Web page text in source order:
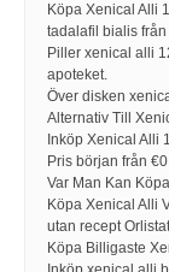
Köpa Xenical Alli
tadalafil bialis från
Piller xenical alli
apoteket.
Över disken
Alternativ Till
Inköp Xenical Alli
Pris början från
Var Man Kan
Köpa Xenical Alli
utan recept
Köpa Billigaste